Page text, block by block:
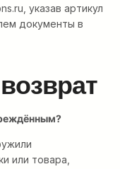
указав артикул
документы в
или товара,